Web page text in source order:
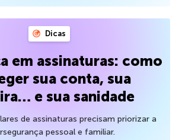
Dicas
em assinaturas: como
sua conta, sua
e sua sanidade
de assinaturas precisam priorizar a
pessoal e familiar.